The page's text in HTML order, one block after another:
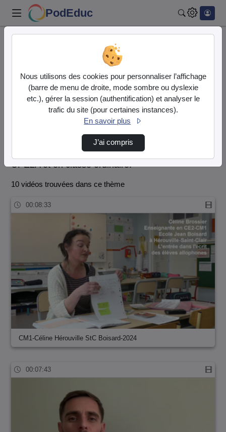
PodEduc
CASNAV de Normandie
Témoignages d'enseignants
Premier degré
Témoignages d'enseignants
Audio
Premier degré
Témoignages d'enseignants du 1er degré en
UPE2A et en classe ordinaire.
10 vidéos trouvées dans ce thème
00:08:33
CM1-Céline Hérouville StC Boisard-2024
00:07:43
Nous utilisons des cookies pour personnaliser l’affichage
(barre de menu de droite, mode sombre ou dyslexie
etc.), gérer la session (authentification) et analyser le
trafic du site (pour certaines instances).
En savoir plus
J’ai compris